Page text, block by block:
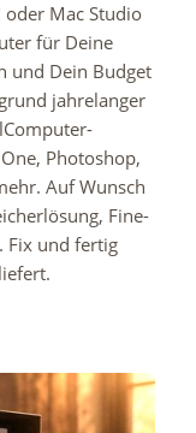
oder Mac Studio
für Deine
und Dein Budget
jahrelanger
Photoshop,
Auf Wunsch
Fine-
Fix und fertig